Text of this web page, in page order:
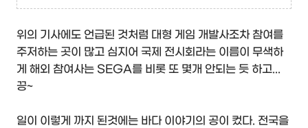
위의 기사에도 언급된 것처럼 대형 게임 개발사조차 참여를
주저하는 곳이 많고 심지어 국제 전시회라는 이름이 무색하
게 해외 참여사는 SEGA를 비롯 또 몇개 안되는 듯 하고...
끙~
일이 이렇게 까지 된것에는 바다 이야기의 공이 컸다. 전국을